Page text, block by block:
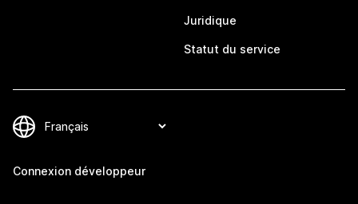
Juridique
Statut du service
Connexion développeur